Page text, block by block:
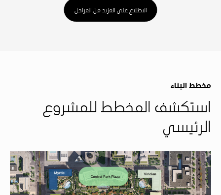
الاطلاع على المزيد من المراحل
مخطط البناء
استكشف المخطط للمشروع
الرئيسي